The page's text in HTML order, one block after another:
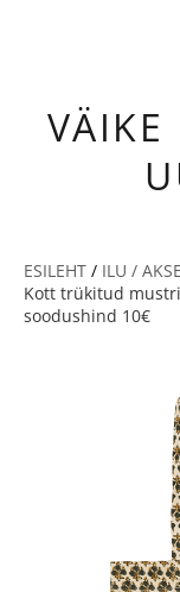
VÄIKE
ESILEHT / ILU /
Kott trükitud
soodushind 10€